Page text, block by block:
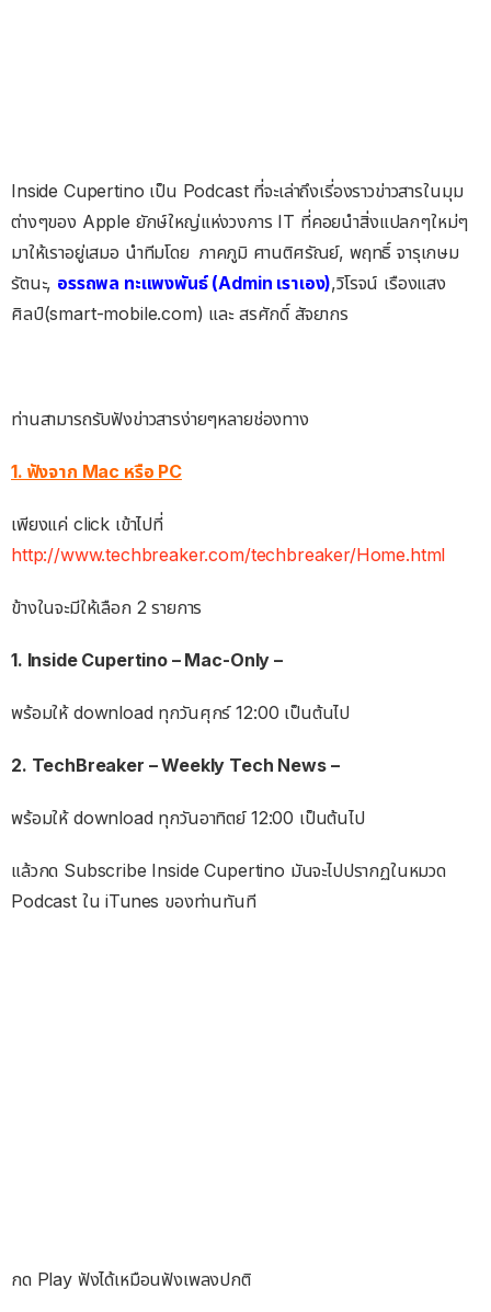
Inside Cupertino เป็น Podcast ที่จะเล่าถึงเรี่องราวข่าวสารในมุม
ต่างๆของ Apple ยักษ์ใหญ่แห่งวงการ IT ที่คอยนำสิ่งแปลกๆใหม่ๆ
มาให้เราอยู่เสมอ นำทีมโดย ภาคภูมิ ศานติศรัณย์, พฤทธิ์ จารุเกษม
รัตนะ, อรรถพล ทะแพงพันธ์ (Admin เราเอง),วิโรจน์ เรืองแสง
ศิลป์(smart-mobile.com) และ สรศักดิ์ สัจยากร
ท่านสามารถรับฟังข่าวสารง่ายๆหลายช่องทาง
1. ฟังจาก Mac หรือ PC
เพียงแค่ click เข้าไปที่
http://www.techbreaker.com/techbreaker/Home.html
ข้างในจะมีให้เลือก 2 รายการ
1. Inside Cupertino – Mac-Only –
พร้อมให้ download ทุกวันศุกร์ 12:00 เป็นต้นไป
2. TechBreaker – Weekly Tech News –
พร้อมให้ download ทุกวันอาทิตย์ 12:00 เป็นต้นไป
แล้วกด Subscribe Inside Cupertino มันจะไปปรากฏในหมวด
Podcast ใน iTunes ของท่านทันที
กด Play ฟังได้เหมือนฟังเพลงปกติ